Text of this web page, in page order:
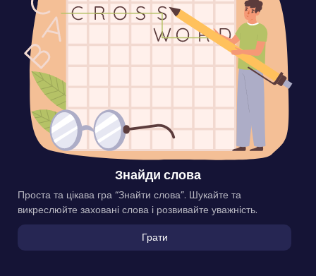
Знайди слова
Проста та цікава гра “Знайти слова”. Шукайте та
викреслюйте заховані слова і розвивайте уважність.
Грати